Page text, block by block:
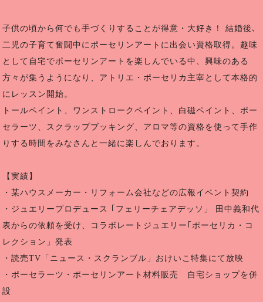
子供の頃から何でも手づくりすることが得意・大好き！ 結婚後､
二児の子育て奮闘中にポーセリンアートに出会い資格取得。趣味
として自宅でポーセリンアートを楽しんでいる中、興味のある
方々が集うようになり、アトリエ・ポーセリカ主宰として本格的
にレッスン開始。
トールペイント、ワンストロークペイント、白磁ペイント、ポー
セラーツ、スクラップブッキング、アロマ等の資格を使って手作
りする時間をみなさんと一緒に楽しんでおります。
【実績】
・某ハウスメーカー・リフォーム会社などの広報イベント契約
・ジュエリープロデュース ｢フェリーチェアデッソ」 田中義和代
表からの依頼を受け、コラボレートジュエリー｢ポーセリカ・コ
レクション」発表
・読売TV「ニュース・スクランブル」おけいこ特集にて放映
・ポーセラーツ・ポーセリンアート材料販売 自宅ショップを併
設